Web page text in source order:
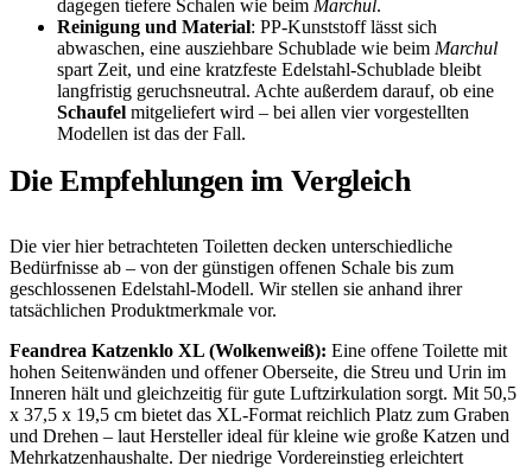
dagegen tiefere Schalen wie beim Marchul.
Reinigung und Material: PP-Kunststoff lässt sich
abwaschen, eine ausziehbare Schublade wie beim Marchul
spart Zeit, und eine kratzfeste Edelstahl-Schublade bleibt
langfristig geruchsneutral. Achte außerdem darauf, ob eine
Schaufel mitgeliefert wird – bei allen vier vorgestellten
Modellen ist das der Fall.
Die Empfehlungen im Vergleich
Die vier hier betrachteten Toiletten decken unterschiedliche
Bedürfnisse ab – von der günstigen offenen Schale bis zum
geschlossenen Edelstahl-Modell. Wir stellen sie anhand ihrer
tatsächlichen Produktmerkmale vor.
Feandrea Katzenklo XL (Wolkenweiß): Eine offene Toilette mit
hohen Seitenwänden und offener Oberseite, die Streu und Urin im
Inneren hält und gleichzeitig für gute Luftzirkulation sorgt. Mit 50,5
x 37,5 x 19,5 cm bietet das XL-Format reichlich Platz zum Graben
und Drehen – laut Hersteller ideal für kleine wie große Katzen und
Mehrkatzenhaushalte. Der niedrige Vordereinstieg erleichtert